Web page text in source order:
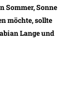
Sommer, Sonne
möchte, sollte
Lange und